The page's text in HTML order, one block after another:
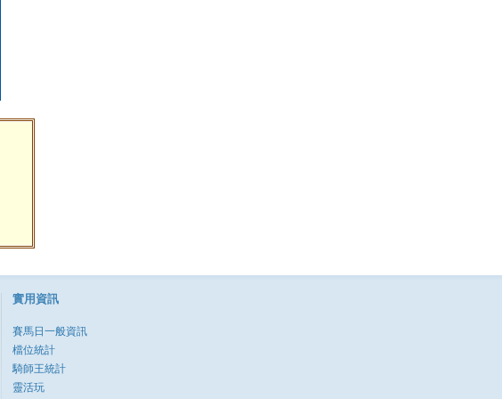
實用資訊
賽馬日一般資訊
檔位統計
騎師王統計
靈活玩